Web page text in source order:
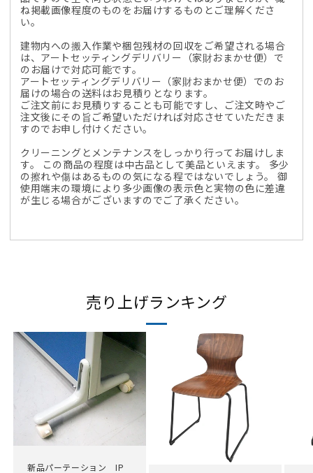
ね掲載画像程度のものをお届けするものとご理解くださ
い。
建物内への搬入作業や梱包残材の回収をご希望される場合
は、アートセッティングデリバリー（家財おまかせ便）で
のお届けで対応可能です。
アートセッティングデリバリー（家財おまかせ便）でのお
届けの場合の送料はお見積りとなります。
ご注文前にお見積りすることも可能ですし、ご注文時やご
注文後にその旨ご希望いただければ対応させていただきま
すのでお申し付けください。
クリーニングとメンテナンスをしっかり行ってお届けしま
す。 この商品の程度は中古品として美品といえます。 多少
の擦れや傷はあるものの気になる程ではないでしょう。 御
使用端末の環境により多少画像の表示色と実物の色に差違
が生じる場合がございますのでご了承ください。
売り上げランキング
新品パーテーション IP